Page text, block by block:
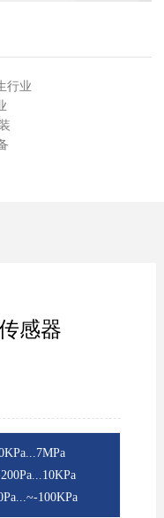
业
备
感器
100KPa